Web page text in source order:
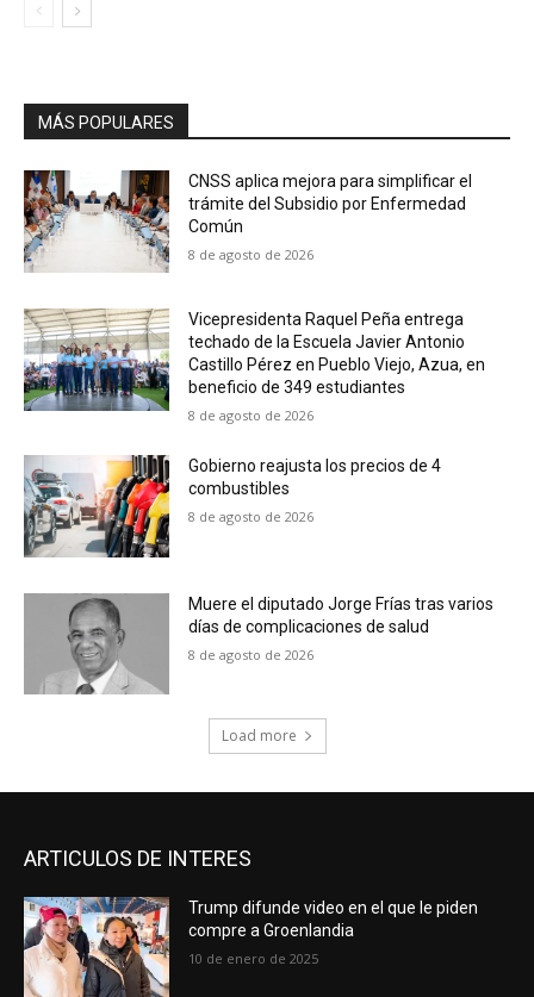
MÁS POPULARES
CNSS aplica mejora para simplificar el
trámite del Subsidio por Enfermedad
Común
8 de agosto de 2026
Vicepresidenta Raquel Peña entrega
techado de la Escuela Javier Antonio
Castillo Pérez en Pueblo Viejo, Azua, en
beneficio de 349 estudiantes
8 de agosto de 2026
Gobierno reajusta los precios de 4
combustibles
8 de agosto de 2026
Muere el diputado Jorge Frías tras varios
días de complicaciones de salud
8 de agosto de 2026
Load more
ARTICULOS DE INTERES
Trump difunde video en el que le piden
compre a Groenlandia
10 de enero de 2025